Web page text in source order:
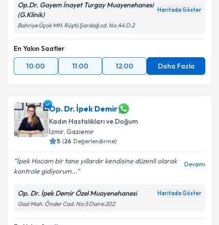
Op.Dr. Gayem İnayet Turgay Muayenehanesi
(G.Klinik)
Haritada Göster
Bahriye Üçok MH. Rüştü Şardağ cd. No.44 D.2
En Yakın Saatler
10:00
11:00 12:00 Daha Fazla
Op. Dr. İpek Demir
Kadın Hastalıkları ve Doğum
İzmir, Gaziemir
5 (26 Değerlendirme)
İpek Hocam bir tane yıllardır kendisine düzenli olarak
kontrole gidiyorum...
Devamı
Op. Dr. İpek Demir Özel Muayenehanesi Haritada Göster
Gazi Mah. Önder Cad. No:5 Daire:202